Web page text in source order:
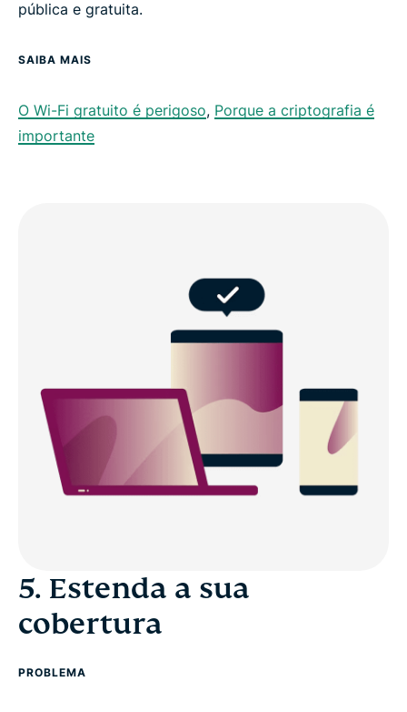
pública e gratuita.
SAIBA MAIS
O Wi-Fi gratuito é perigoso, Porque a criptografia é
importante
5. Estenda a sua
cobertura
PROBLEMA